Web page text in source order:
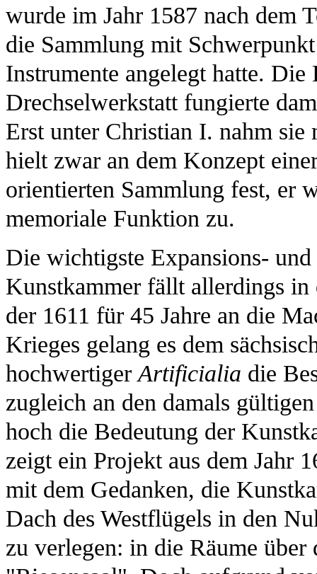
wurde im Jahr 1587 nach dem
die Sammlung mit
Instrumente angelegt hatte.
Drechselwerkstatt fungierte
Erst unter Christian I. nahm sie
hielt zwar an dem Konzept
orientierten Sammlung fest, er
memoriale Funktion zu.
Die wichtigste Expansions-
Kunstkammer fällt allerdings in
der 1611 für 45 Jahre an die
Krieges gelang es dem
hochwertigerArtificialia die
zugleich an den damals
hoch die Bedeutung der
zeigt ein Projekt aus dem Jahr
mit dem Gedanken, die
Dach des Westflügels in den
zu verlegen: in die Räume